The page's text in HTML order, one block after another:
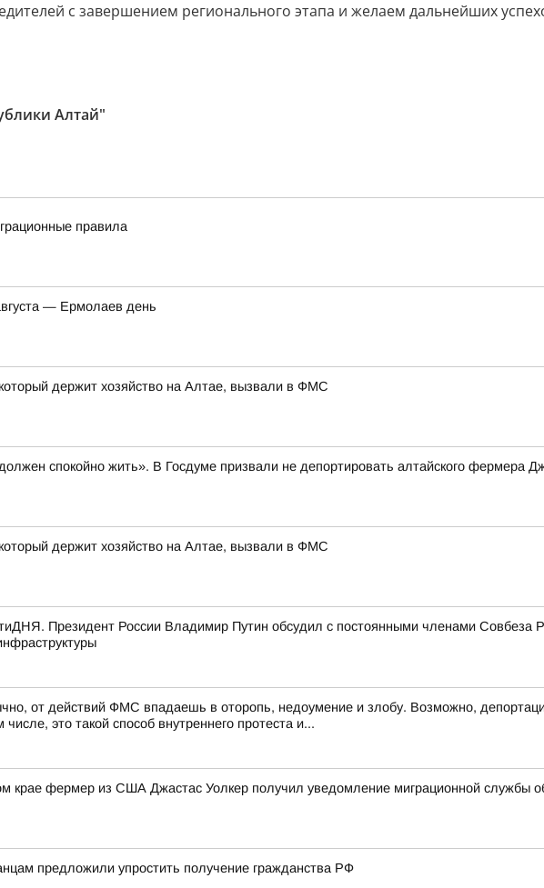
с завершением регионального этапа и желаем дальнейших
Алтай"
правила
— Epмoлaeв дeнь
держит хозяйство на Алтае, вызвали в ФМС
спокойно жить». В Госдуме призвали не депортировать алтайского фермера
держит хозяйство на Алтае, вызвали в ФМС
Президент России Владимир Путин обсудил с постоянными членами Совбеза
от действий ФМС впадаешь в оторопь, недоумение и злобу. Возможно,
это такой способ внутреннего протеста и...
крае фермер из США Джастас Уолкер получил уведомление миграционной службы
предложили упростить получение гражданства РФ